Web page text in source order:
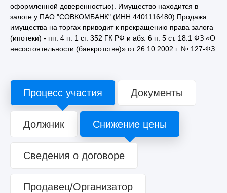
оформленной доверенностью). Имущество находится в
залоге у ПАО "СОВКОМБАНК" (ИНН 4401116480) Продажа
имущества на торгах приводит к прекращению права залога
(ипотеки) - пп. 4 п. 1 ст. 352 ГК РФ и абз. 6 п. 5 ст. 18.1 ФЗ «О
несостоятельности (банкротстве)» от 26.10.2002 г. № 127-ФЗ.
Процесс участия Документы
Должник Снижение цены
Сведения о договоре
Продавец/Организатор